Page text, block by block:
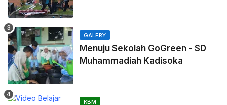
GALERY
Menuju Sekolah GoGreen - SD
Muhammadiah Kadisoka
KBM